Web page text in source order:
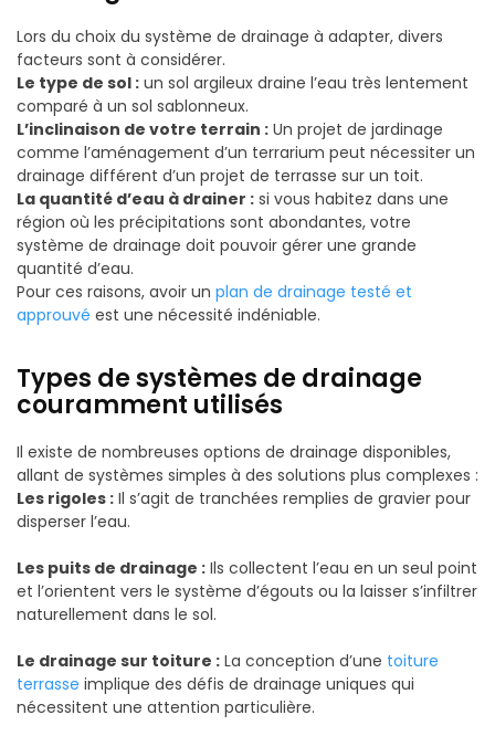
Lors du choix du système de drainage à adapter, divers
facteurs sont à considérer.
Le type de sol : un sol argileux draine l’eau très lentement
comparé à un sol sablonneux.
L’inclinaison de votre terrain : Un projet de jardinage
comme l’aménagement d’un terrarium peut nécessiter un
drainage différent d’un projet de terrasse sur un toit.
La quantité d’eau à drainer : si vous habitez dans une
région où les précipitations sont abondantes, votre
système de drainage doit pouvoir gérer une grande
quantité d’eau.
Pour ces raisons, avoir un plan de drainage testé et
approuvé est une nécessité indéniable.
Types de systèmes de drainage
couramment utilisés
Il existe de nombreuses options de drainage disponibles,
allant de systèmes simples à des solutions plus complexes :
Les rigoles : Il s’agit de tranchées remplies de gravier pour
disperser l’eau.
Les puits de drainage : Ils collectent l’eau en un seul point
et l’orientent vers le système d’égouts ou la laisser s’infiltrer
naturellement dans le sol.
Le drainage sur toiture : La conception d’une toiture
terrasse implique des défis de drainage uniques qui
nécessitent une attention particulière.